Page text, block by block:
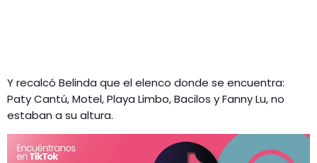
Y recalcó Belinda que el elenco donde se encuentra:
Paty Cantú, Motel, Playa Limbo, Bacilos y Fanny Lu, no
estaban a su altura.